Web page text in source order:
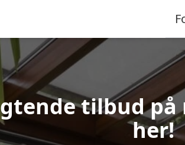
tilbud på
her!